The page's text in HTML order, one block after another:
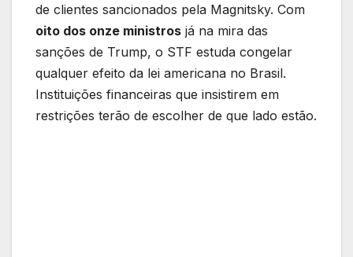
de clientes sancionados pela Magnitsky. Com
oito dos onze ministros já na mira das
sanções de Trump, o STF estuda congelar
qualquer efeito da lei americana no Brasil.
Instituições financeiras que insistirem em
restrições terão de escolher de que lado estão.